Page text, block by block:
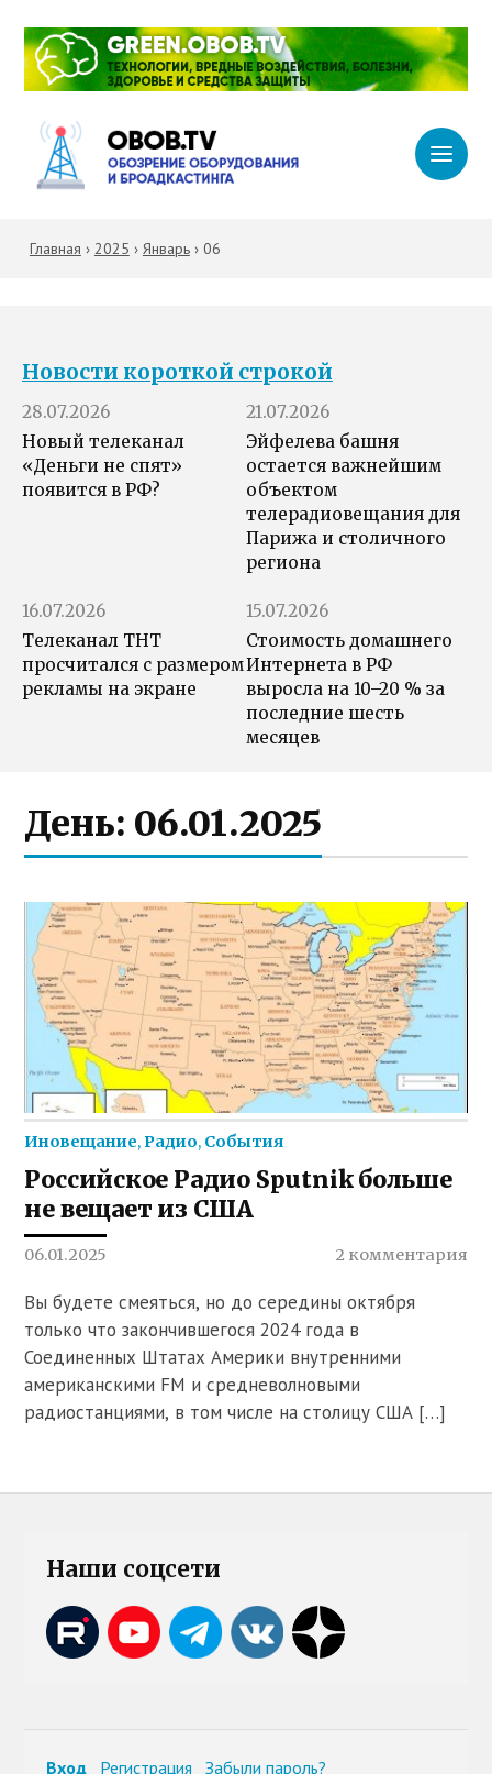
Главная › 2025 › Январь› 06
Новости короткой строкой
28.07.2026
Новый телеканал
«Деньги не спят»
появится в РФ?
21.07.2026
Эйфелева башня
остается важнейшим
объектом
телерадиовещания для
Парижа и столичного
региона
16.07.2026
Телеканал ТНТ
просчитался с размером
рекламы на экране
15.07.2026
Стоимость домашнего
Интернета в РФ
выросла на 10–20 % за
последние шесть
месяцев
День: 06.01.2025
Иновещание,Радио, События
Российское Радио Sputnik больше
не вещает из США
06.01.2025 2 комментария
Вы будете смеяться, но до середины октября
только что закончившегося 2024 года в
Соединенных Штатах Америки внутренними
американскими FM и средневолновыми
радиостанциями, в том числе на столицу США […]
Наши соцсети
Вход Регистрация
Забыли пароль?